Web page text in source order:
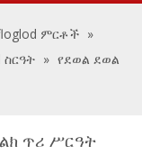
ምርቶች »
ስርዓት » የደወል ደወል
ጥሪ ሥርዓት